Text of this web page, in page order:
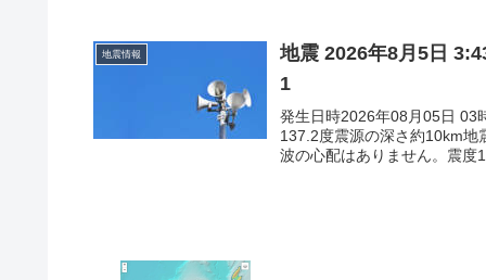
地震情報
地震 2026年8月5日
1
発生日時2026年08月05日 03
137.2度震源の深さ約10km地
波の心配はありません。震度